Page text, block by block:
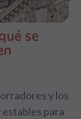
se
y los
para